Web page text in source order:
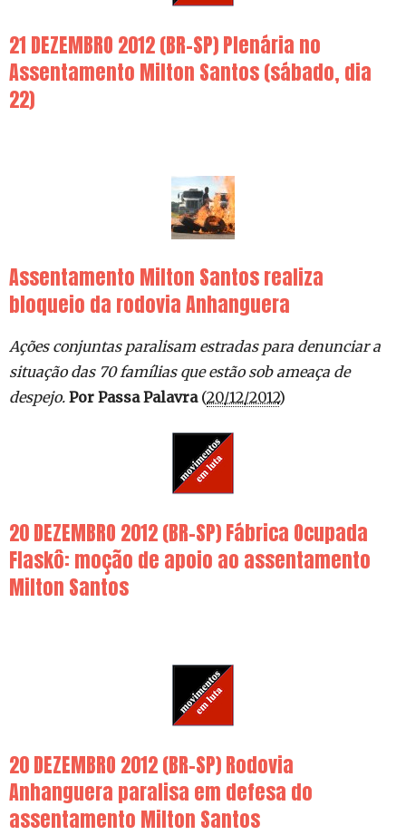
21 DEZEMBRO 2012 (BR-SP) Plenária no
Assentamento Milton Santos (sábado, dia
22)
Assentamento Milton Santos realiza
bloqueio da rodovia Anhanguera
Ações conjuntas paralisam estradas para denunciar a
situação das 70 famílias que estão sob ameaça de
despejo. Por Passa Palavra(20/12/2012)
20 DEZEMBRO 2012 (BR-SP) Fábrica Ocupada
Flaskô: moção de apoio ao assentamento
Milton Santos
20 DEZEMBRO 2012 (BR-SP) Rodovia
Anhanguera paralisa em defesa do
assentamento Milton Santos